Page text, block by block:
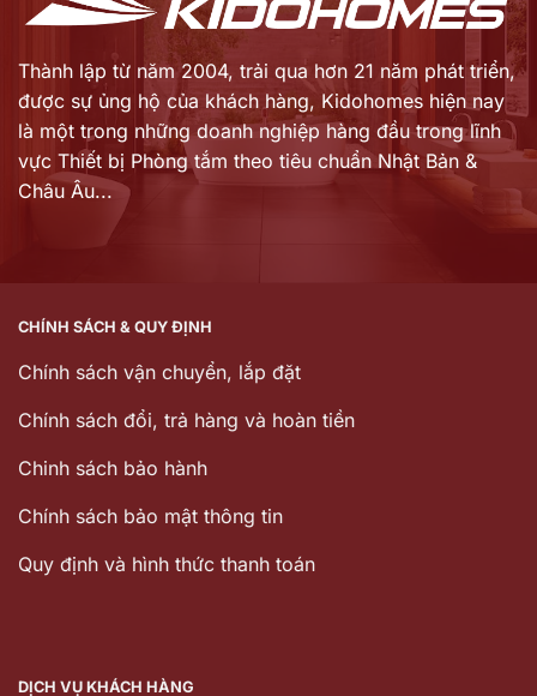
Thành lập từ năm 2004, trải qua hơn 21 năm phát triển,
được sự ủng hộ của khách hàng, Kidohomes hiện nay
là một trong những doanh nghiệp hàng đầu trong lĩnh
vực Thiết bị Phòng tắm theo tiêu chuẩn Nhật Bản &
Châu Âu...
CHÍNH SÁCH & QUY ĐỊNH
Chính sách vận chuyển, lắp đặt
Chính sách đổi, trả hàng và hoàn tiền
Chinh sách bảo hành
Chính sách bảo mật thông tin
Quy định và hình thức thanh toán
DỊCH VỤ KHÁCH HÀNG